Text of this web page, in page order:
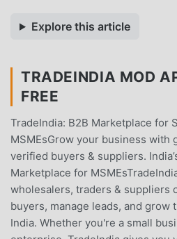
Explore this article
TRADEINDIA MOD
FREE
TradeIndia: B2B Marketplace for
MSMEsGrow your business with
verified buyers & suppliers.
Marketplace for
wholesalers, traders & suppliers
buyers, manage leads, and grow
India. Whether you're a small